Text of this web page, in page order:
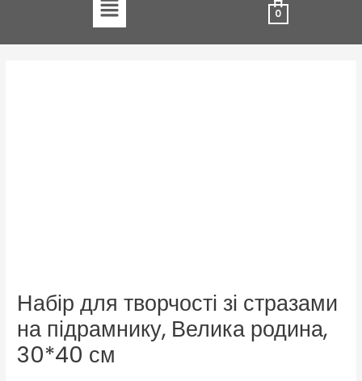
0
Набір для творчості зі стразами
на підрамнику, Велика родина,
30*40 см